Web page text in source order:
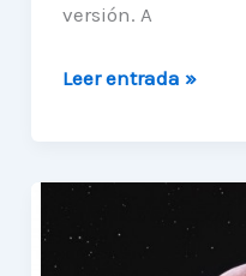
versión. A
Vuelve
Nacional
la
Leer entrada »